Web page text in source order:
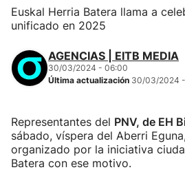
Euskal Herria Batera llama a
unificado en 2025
AGENCIAS | EITB MEDIA
30/03/2024 - 06:00
Última actualización 30/03/2024
Representantes del PNV, de EH
sábado, víspera del Aberri
organizado por la iniciativa
Batera con ese motivo.